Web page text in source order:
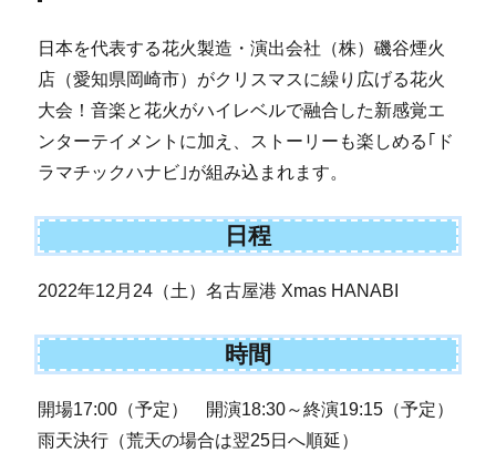
日本を代表する花火製造・演出会社（株）磯谷煙火
店（愛知県岡崎市）がクリスマスに繰り広げる花火
大会！音楽と花火がハイレベルで融合した新感覚エ
ンターテイメントに加え、ストーリーも楽しめる｢ド
ラマチックハナビ｣が組み込まれます。
日程
2022年12月24（土）名古屋港 Xmas HANABI
時間
開場17:00（予定） 開演18:30～終演19:15（予定）
雨天決行（荒天の場合は翌25日へ順延）